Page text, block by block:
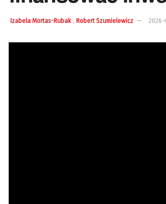
Izabela Mortas-Rubak , Robert Szumielewicz 2026-